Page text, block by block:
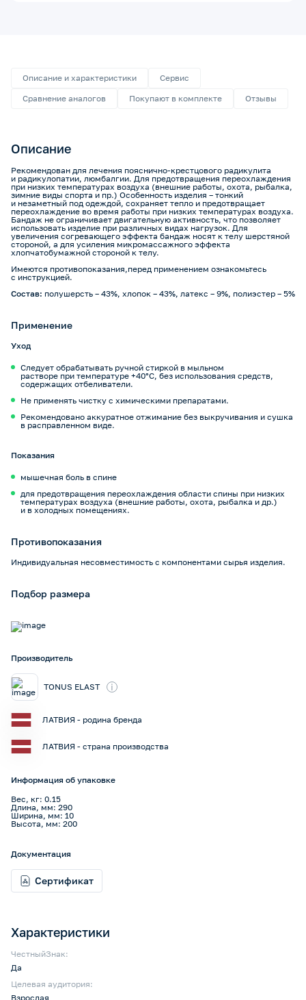
Описание и характеристики
Сервис
Сравнение аналогов
Покупают в комплекте Отзывы
Описание
Рекомендован для лечения пояснично-крестцового радикулита
и радикулопатии, люмбалгии. Для предотвращения переохлаждения
при низких температурах воздуха (внешние работы, охота, рыбалка,
зимние виды спорта и пр.) Особенность изделия – тонкий
и незаметный под одеждой, сохраняет тепло и предотвращает
переохлаждение во время работы при низких температурах воздуха.
Бандаж не ограничивает двигательную активность, что позволяет
использовать изделие при различных видах нагрузок. Для
увеличения согревающего эффекта бандаж носят к телу шерстяной
стороной, а для усиления микромассажного эффекта
хлопчатобумажной стороной к телу.
Имеются противопоказания,перед применением ознакомьтесь
с инструкцией.
Состав: полушерсть – 43%, хлопок – 43%, латекс – 9%, полиэстер – 5%
Применение
Уход
Следует обрабатывать ручной стиркой в мыльном
растворе при температуре +40°С, без использования средств,
содержащих отбеливатели.
Не применять чистку с химическими препаратами.
Рекомендовано аккуратное отжимание без выкручивания и сушка
в расправленном виде.
Показания
мышечная боль в спине
для предотвращения переохлаждения области спины при низких
температурах воздуха (внешние работы, охота, рыбалка и др.)
и в холодных помещениях.
Противопоказания
Индивидуальная несовместимость с компонентами сырья изделия.
Подбор размера
Характеристики
ЧестныйЗнак:
Да
Целевая аудитория:
Взрослая
Производитель
TONUS ELAST i
ЛАТВИЯ - родина бренда
ЛАТВИЯ - страна производства
Информация об упаковке
Вес, кг: 0.15
Длина, мм: 290
Ширина, мм: 10
Высота, мм: 200
Документация
Сертификат